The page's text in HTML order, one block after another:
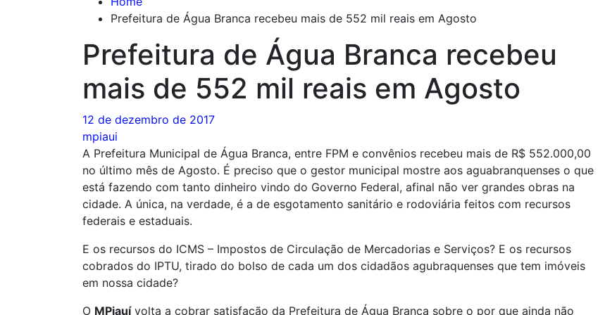
Prefeitura de Água Branca recebeu mais de 552 mil reais em Agosto
Prefeitura de Água Branca recebeu
mais de 552 mil reais em Agosto
12 de dezembro de 2017
mpiaui
A Prefeitura Municipal de Água Branca, entre FPM e convênios recebeu mais de R$ 552.000,00
no último mês de Agosto. É preciso que o gestor municipal mostre aos aguabranquenses o que
está fazendo com tanto dinheiro vindo do Governo Federal, afinal não ver grandes obras na
cidade. A única, na verdade, é a de esgotamento sanitário e rodoviária feitos com recursos
federais e estaduais.
E os recursos do ICMS – Impostos de Circulação de Mercadorias e Serviços? E os recursos
cobrados do IPTU, tirado do bolso de cada um dos cidadãos agubraquenses que tem imóveis
em nossa cidade?
O MPiauívolta a cobrar satisfação da Prefeitura de Água Branca sobre o por que ainda não